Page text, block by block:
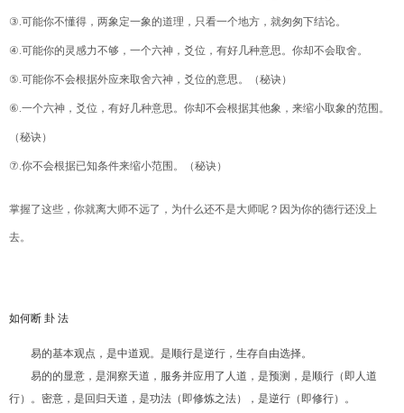
③ 可能你不懂得，两象定一象的道理，只看一个地方，就匆匆下结论。
④ 可能你的灵感力不够，一个六神，爻位，有好几种意思。你却不会取舍。
⑤ 可能你不会根据外应来取舍六神，爻位的意思。（秘诀）
⑥ 一个六神，爻位，有好几种意思。你却不会根据其他象，来缩小取象的范围。
（秘诀）
⑦ 你不会根据已知条件来缩小范围。（秘诀）
掌握了这些，你就离大师不远了，为什么还不是大师呢？因为你的德行还没上
去。
如何断 卦 法
易的基本观点，是中道观。是顺行是逆行，生存自由选择。
易的的显意，是洞察天道，服务并应用了人道，是预测，是顺行（即人道
行）。密意，是回归天道，是功法（即修炼之法），是逆行（即修行）。